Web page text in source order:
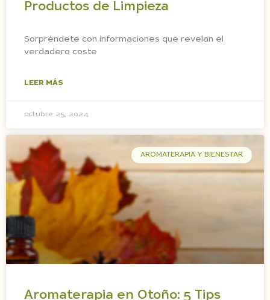
Productos de Limpieza
Sorpréndete con informaciones que revelan el
verdadero coste
LEER MÁS
octubre 25, 2024
AROMATERAPIA Y BIENESTAR
Aromaterapia en Otoño: 5 Tips